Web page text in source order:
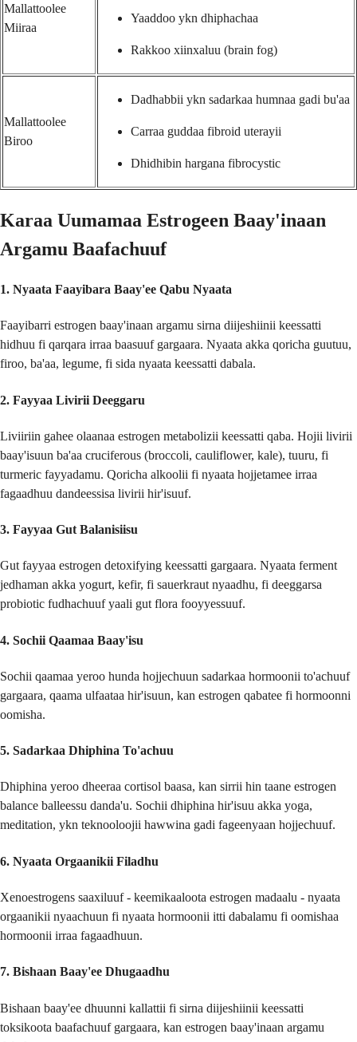
Mallattoolee
Miiraa
Yaaddoo ykn dhiphachaa
Rakkoo xiinxaluu (brain fog)
Mallattoolee
Biroo
Dadhabbii ykn sadarkaa humnaa gadi bu'aa
Carraa guddaa fibroid uterayii
Dhidhibin hargana fibrocystic
Karaa Uumamaa Estrogeen Baay'inaan
Argamu Baafachuuf
1. Nyaata Faayibara Baay'ee Qabu Nyaata
Faayibarri estrogen baay'inaan argamu sirna diijeshiinii keessatti
hidhuu fi qarqara irraa baasuuf gargaara. Nyaata akka qoricha guutuu,
firoo, ba'aa, legume, fi sida nyaata keessatti dabala.
2. Fayyaa Livirii Deeggaru
Liviiriin gahee olaanaa estrogen metabolizii keessatti qaba. Hojii livirii
baay'isuun ba'aa cruciferous (broccoli, cauliflower, kale), tuuru, fi
turmeric fayyadamu. Qoricha alkoolii fi nyaata hojjetamee irraa
fagaadhuu dandeessisa livirii hir'isuuf.
3. Fayyaa Gut Balanisiisu
Gut fayyaa estrogen detoxifying keessatti gargaara. Nyaata ferment
jedhaman akka yogurt, kefir, fi sauerkraut nyaadhu, fi deeggarsa
probiotic fudhachuuf yaali gut flora fooyyessuuf.
4. Sochii Qaamaa Baay'isu
Sochii qaamaa yeroo hunda hojjechuun sadarkaa hormoonii to'achuuf
gargaara, qaama ulfaataa hir'isuun, kan estrogen qabatee fi hormoonni
oomisha.
5. Sadarkaa Dhiphina To'achuu
Dhiphina yeroo dheeraa cortisol baasa, kan sirrii hin taane estrogen
balance balleessu danda'u. Sochii dhiphina hir'isuu akka yoga,
meditation, ykn teknooloojii hawwina gadi fageenyaan hojjechuuf.
6. Nyaata Orgaanikii Filadhu
Xenoestrogens saaxiluuf - keemikaaloota estrogen madaalu - nyaata
orgaanikii nyaachuun fi nyaata hormoonii itti dabalamu fi oomishaa
hormoonii irraa fagaadhuun.
7. Bishaan Baay'ee Dhugaadhu
Bishaan baay'ee dhuunni kallattii fi sirna diijeshiinii keessatti
toksikoota baafachuuf gargaara, kan estrogen baay'inaan argamu